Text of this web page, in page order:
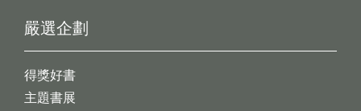
嚴選企劃
得獎好書
主題書展